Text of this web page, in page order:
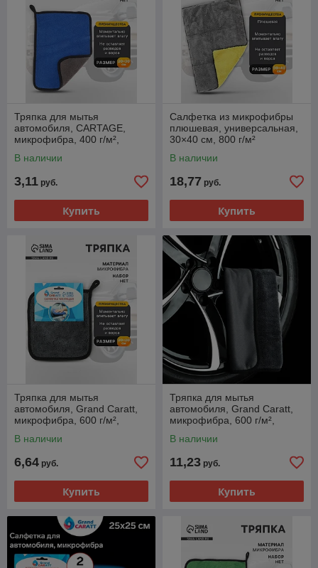
Тряпка для мытья
автомобиля, CARTAGE,
микрофибра, 400 г/м²,
В наличии
3,11 руб.
Купить
Салфетка из микрофибры
плюшевая, универсальная,
30×40 см, 800 г/м²
В наличии
18,77 руб.
Купить
Тряпка для мытья
автомобиля, Grand Caratt,
микрофибра, 600 г/м²,
В наличии
6,64 руб.
Купить
Тряпка для мытья
автомобиля, Grand Caratt,
микрофибра, 600 г/м²,
В наличии
11,23 руб.
Купить